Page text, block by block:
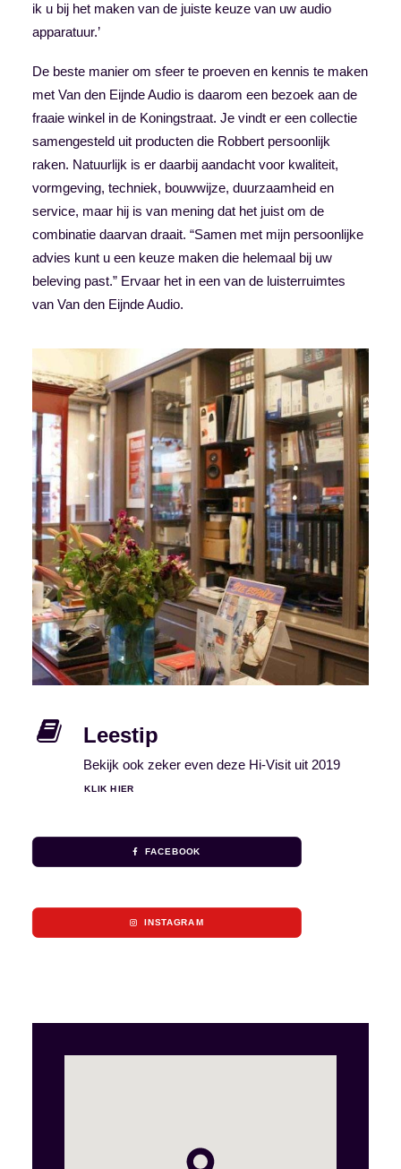
ik u bij het maken van de juiste keuze van uw audio
apparatuur.’
De beste manier om sfeer te proeven en kennis te maken
met Van den Eijnde Audio is daarom een bezoek aan de
fraaie winkel in de Koningstraat. Je vindt er een collectie
samengesteld uit producten die Robbert persoonlijk
raken. Natuurlijk is er daarbij aandacht voor kwaliteit,
vormgeving, techniek, bouwwijze, duurzaamheid en
service, maar hij is van mening dat het juist om de
combinatie daarvan draait. “Samen met mijn persoonlijke
advies kunt u een keuze maken die helemaal bij uw
beleving past.” Ervaar het in een van de luisterruimtes
van Van den Eijnde Audio.
Leestip
Bekijk ook zeker even deze Hi-Visit uit 2019
KLIK HIER
FACEBOOK
INSTAGRAM